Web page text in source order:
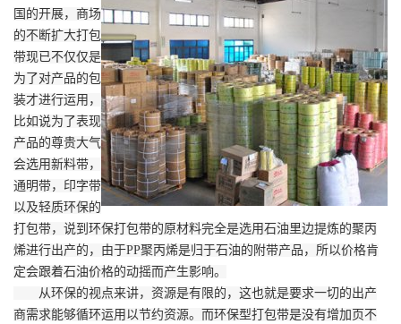
国的开展，商场
的不断扩大打包
带现已不仅仅是
为了对产品的包
装才进行运用，
比如说为了表现
产品的尊贵大气
会选用新料带，
通明带，印字带
以及轻质环保的
打包带，说到环保打包带的原材料完全是选用石油里边提炼的聚丙
烯进行出产的，由于PP聚丙烯是归于石油的附带产品，所以价格肯
定会跟着石油价格的动摇而产生影响。
从环保的视点来讲，资源是有限的，这也就是要求一切的出产
商需求能够循环运用以节约资源。而环保型打包带是没有增加页不